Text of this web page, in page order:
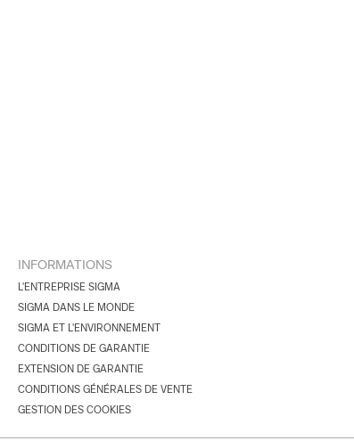
INFORMATIONS
L'ENTREPRISE SIGMA
SIGMA DANS LE MONDE
SIGMA ET L'ENVIRONNEMENT
CONDITIONS DE GARANTIE
EXTENSION DE GARANTIE
CONDITIONS GÉNÉRALES DE VENTE
GESTION DES COOKIES